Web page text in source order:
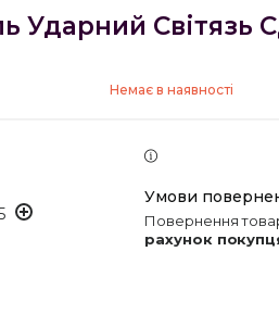
Ударний Світязь
Немає в наявності
повернення
рахунок